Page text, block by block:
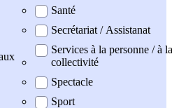
Santé
Secrétariat / Assistanat
Services à la personne / à la
collectivité
Spectacle
Sport